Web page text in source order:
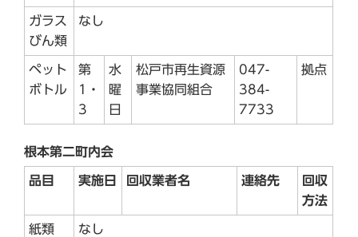
ガラス
びん類
なし
ペット
ボトル
第
1・
3
水
曜
日
松戸市再生資源
事業協同組合
047-
384-
7733
拠点
根本第二町内会
品目 実施日 回収業者名 連絡先
回収
方法
紙類 なし